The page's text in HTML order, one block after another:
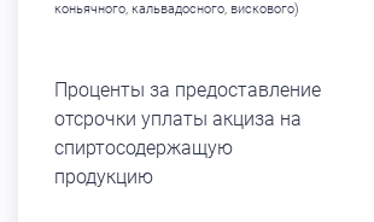
коньячного, кальвадосного, вискового)
Проценты за предоставление
отсрочки уплаты акциза на
спиртосодержащую
продукцию